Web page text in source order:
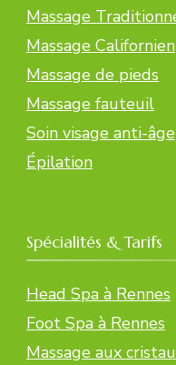
Massage
Massage Californien
Massage de pieds
Massage fauteuil
Soin visage anti-âge
Épilation
Spécialités & Tarifs
Head Spa à Rennes
Foot Spa à Rennes
Massage aux